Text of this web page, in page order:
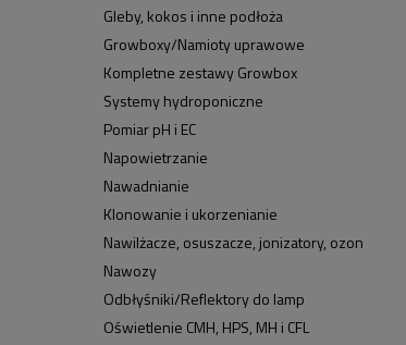
Gleby, kokos i inne podłoża
Growboxy/Namioty uprawowe
Kompletne zestawy Growbox
Systemy hydroponiczne
Pomiar pH i EC
Napowietrzanie
Nawadnianie
Klonowanie i ukorzenianie
Nawilżacze, osuszacze, jonizatory, ozon
Nawozy
Odbłyśniki/Reflektory do lamp
Oświetlenie CMH, HPS, MH i CFL